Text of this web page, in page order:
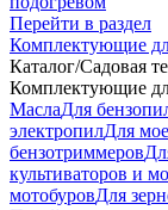
Перейти в раздел
Комплектующие
Каталог/Садовая
Комплектующие
МаслаДля
электропилДля
бензотриммеров
культиваторов и
мотобуровДля